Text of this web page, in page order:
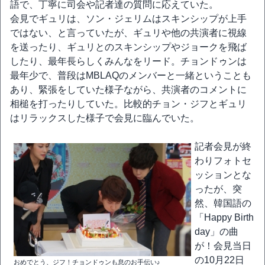
語で、丁寧に司会や記者達の質問に応えていた。
会見でギュリは、ソン・ジェリムはスキンシップが上手
ではない、と言っていたが、ギュリや他の共演者に視線
を送ったり、ギュリとのスキンシップやジョークを飛ば
したり、最年長らしくみんなをリード。チョンドゥンは
最年少で、普段はMBLAQのメンバーと一緒ということも
あり、緊張をしていた様子ながら、共演者のコメントに
相槌を打ったりしていた。比較的チョン・ジフとギュリ
はリラックスした様子で会見に臨んでいた。
おめでとう、ジフ！チョンドゥンも息のお手伝い♪
記者会見が終
わりフォトセ
ッションとな
ったが、突
然、韓国語の
「Happy Birth
day」の曲
が！会見当日
の10月22日